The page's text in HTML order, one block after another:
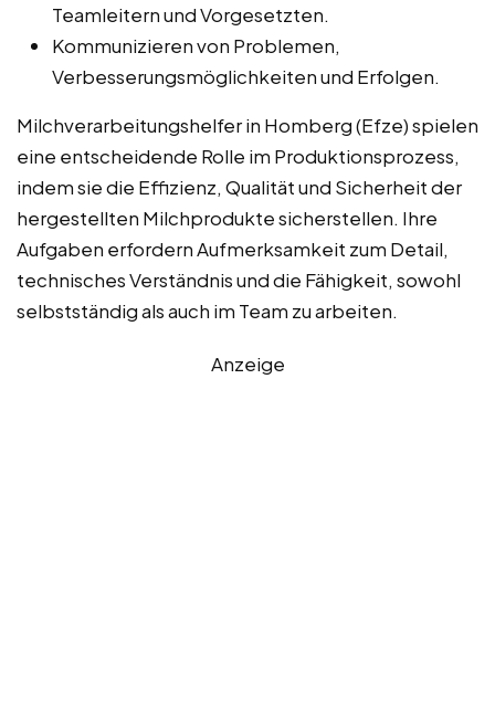
Teamleitern und Vorgesetzten.
Kommunizieren von Problemen,
Verbesserungsmöglichkeiten und Erfolgen.
Milchverarbeitungshelfer in Homberg (Efze) spielen
eine entscheidende Rolle im Produktionsprozess,
indem sie die Effizienz, Qualität und Sicherheit der
hergestellten Milchprodukte sicherstellen. Ihre
Aufgaben erfordern Aufmerksamkeit zum Detail,
technisches Verständnis und die Fähigkeit, sowohl
selbstständig als auch im Team zu arbeiten.
Anzeige